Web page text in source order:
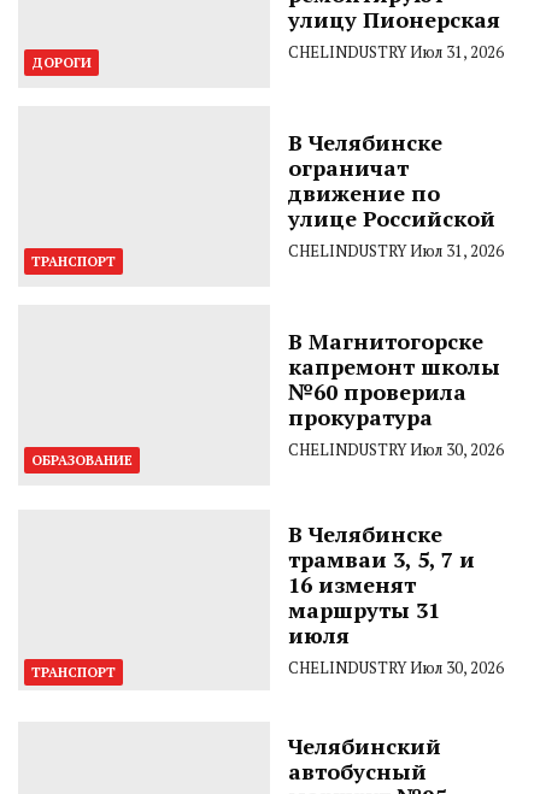
ДОРОГИ
улицу Пионерская
CHELINDUSTRYИюл 31, 2026
ТРАНСПОРТ
В Челябинске
ограничат
движение по
улице Российской
CHELINDUSTRYИюл 31, 2026
ОБРАЗОВАНИЕ
В Магнитогорске
капремонт школы
№60 проверила
прокуратура
CHELINDUSTRYИюл 30, 2026
ТРАНСПОРТ
В Челябинске
трамваи 3, 5, 7 и
16 изменят
маршруты 31
июля
CHELINDUSTRYИюл 30, 2026
Челябинский
автобусный